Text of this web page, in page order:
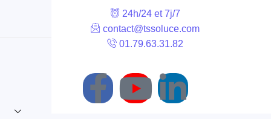
24h/24 et 7j/7
contact@tssoluce.com
01.79.63.31.82